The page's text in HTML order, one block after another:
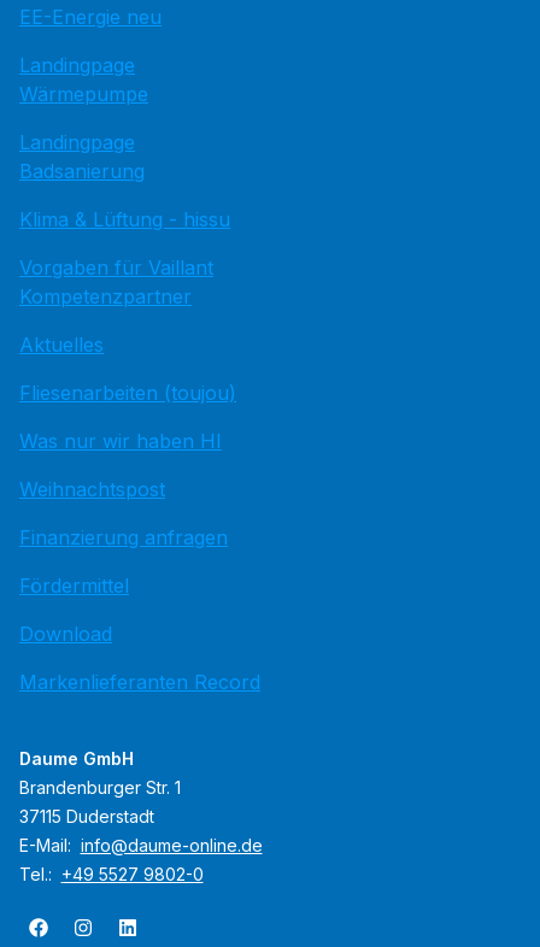
EE-Energie neu
Landingpage
Wärmepumpe
Landingpage
Badsanierung
Klima & Lüftung - hissu
Vorgaben für Vaillant
Kompetenzpartner
Aktuelles
Fliesenarbeiten (toujou)
Was nur wir haben HI
Weihnachtspost
Finanzierung anfragen
Fördermittel
Download
Markenlieferanten Record
Daume GmbH
Brandenburger Str. 1
37115 Duderstadt
E-Mail: info@daume-online.de
Tel.: +49 5527 9802-0